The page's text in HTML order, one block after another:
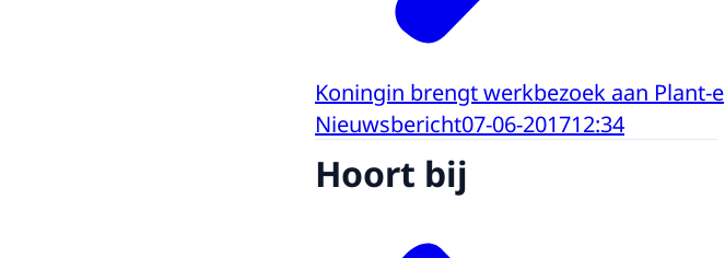
Koningin brengt werkbezoek aan Plant-e
Nieuwsbericht07-06-201712:34
Hoort bij